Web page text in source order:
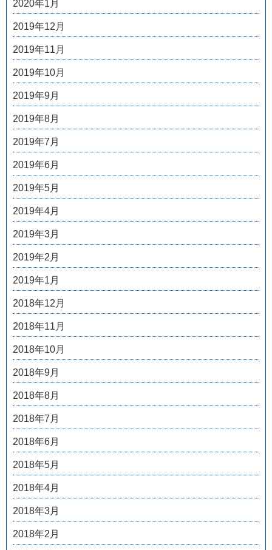
2020年1月
2019年12月
2019年11月
2019年10月
2019年9月
2019年8月
2019年7月
2019年6月
2019年5月
2019年4月
2019年3月
2019年2月
2019年1月
2018年12月
2018年11月
2018年10月
2018年9月
2018年8月
2018年7月
2018年6月
2018年5月
2018年4月
2018年3月
2018年2月